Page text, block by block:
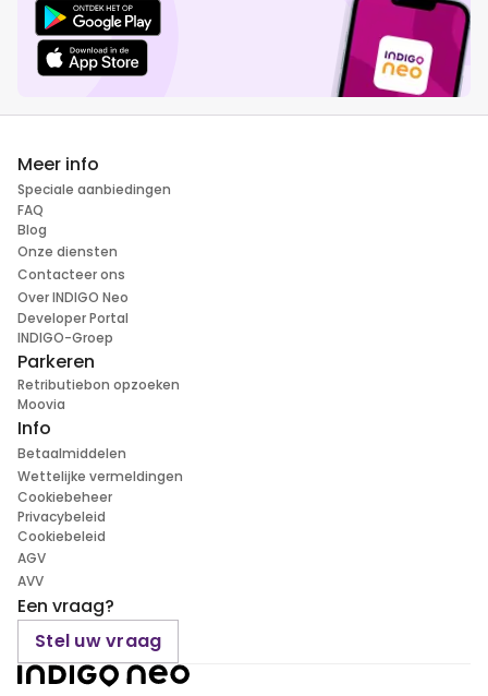
Meer info
Speciale aanbiedingen
FAQ
Blog
Onze diensten
Contacteer ons
Over INDIGO Neo
Developer Portal
INDIGO-Groep
Parkeren
Retributiebon opzoeken
Moovia
Info
Betaalmiddelen
Wettelijke vermeldingen
Cookiebeheer
Privacybeleid
Cookiebeleid
AGV
AVV
Een vraag?
Stel uw vraag